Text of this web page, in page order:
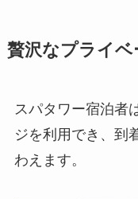
贅沢なプライベ
スパタワー宿泊者
ジを利用でき、到
わえます。